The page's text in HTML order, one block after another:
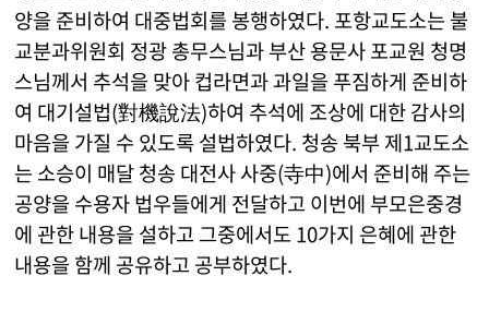
양을 준비하여 대중법회를 봉행하였다. 포항교도소는 불
교분과위원회 정광 총무스님과 부산 용문사 포교원 청명
스님께서 추석을 맞아 컵라면과 과일을 푸짐하게 준비하
여 대기설법(對機說法)하여 추석에 조상에 대한 감사의
마음을 가질 수 있도록 설법하였다. 청송 북부 제1교도소
는 소승이 매달 청송 대전사 사중(寺中)에서 준비해 주는
공양을 수용자 법우들에게 전달하고 이번에 부모은중경
에 관한 내용을 설하고 그중에서도 10가지 은혜에 관한
내용을 함께 공유하고 공부하였다.